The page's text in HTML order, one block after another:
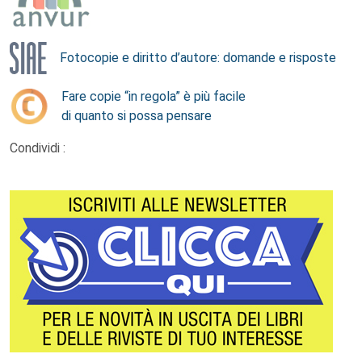
Fotocopie e diritto d’autore: domande e risposte
Fare copie “in regola” è più facile
di quanto si possa pensare
Condividi :